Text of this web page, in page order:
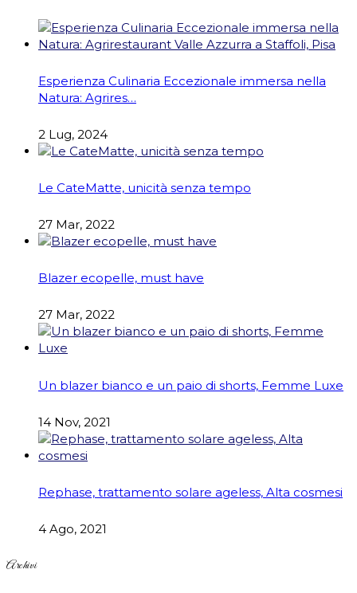
Esperienza Culinaria Eccezionale immersa nella
Natura: Agrires…
2 Lug, 2024
Le CateMatte, unicità senza tempo
27 Mar, 2022
Blazer ecopelle, must have
27 Mar, 2022
Un blazer bianco e un paio di shorts, Femme Luxe
14 Nov, 2021
Rephase, trattamento solare ageless, Alta cosmesi
4 Ago, 2021
Archivi